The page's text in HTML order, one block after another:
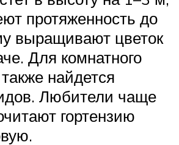
протяженность до
выращивают цветок
Для комнатного
найдется
Любители чаще
гортензию